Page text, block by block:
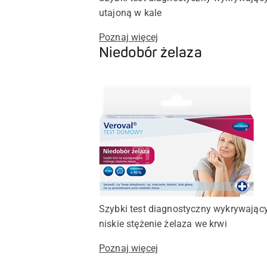
utajoną w kale
Poznaj więcej
Niedobór żelaza
Szybki test diagnostyczny
niskie stężenie żelaza we krwi
Poznaj więcej